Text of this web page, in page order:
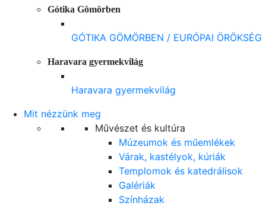
Gótika Gömörben
GÓTIKA GÖMÖRBEN / EURÓPAI ÖRÖKSÉG
Haravara gyermekvilág
Haravara gyermekvilág
Mit nézzünk meg
Művészet és kultúra
Múzeumok és műemlékek
Várak, kastélyok, kúriák
Templomok és katedrálisok
Galériák
Színházak